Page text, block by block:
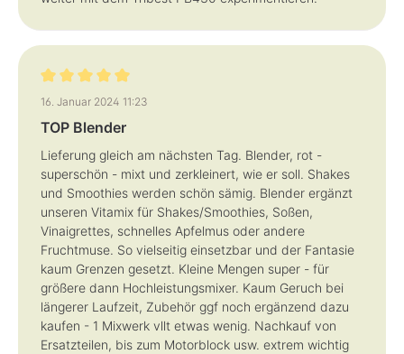
Bewertung mit 5 von 5 Sternen
16. Januar 2024 11:23
TOP Blender
Lieferung gleich am nächsten Tag. Blender, rot -
superschön - mixt und zerkleinert, wie er soll. Shakes
und Smoothies werden schön sämig. Blender ergänzt
unseren Vitamix für Shakes/Smoothies, Soßen,
Vinaigrettes, schnelles Apfelmus oder andere
Fruchtmuse. So vielseitig einsetzbar und der Fantasie
kaum Grenzen gesetzt. Kleine Mengen super - für
größere dann Hochleistungsmixer. Kaum Geruch bei
längerer Laufzeit, Zubehör ggf noch ergänzend dazu
kaufen - 1 Mixwerk vllt etwas wenig. Nachkauf von
Ersatzteilen, bis zum Motorblock usw. extrem wichtig